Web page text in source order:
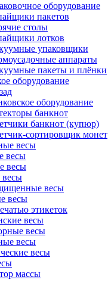
оборудование
пакетов
столы
лотков
упаковщики
аппараты
пакеты и плёнки
оборудование
оборудование
банкнот
банкнот (купюр)
сортировщик монет
весы
весы
весы
весы
весы
весы
этикеток
весы
весы
весы
весы
массы